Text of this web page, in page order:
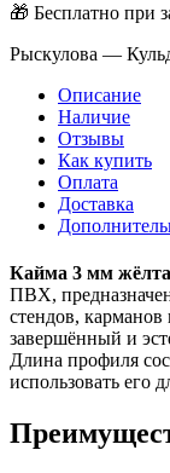
🎁 Бесплатно при
Рыскулова —
Описание
Наличие
Отзывы
Как купить
Оплата
Доставка
Кайма 3 мм
ПВХ,
стендов,
завершённый и
Длина профиля
использовать его